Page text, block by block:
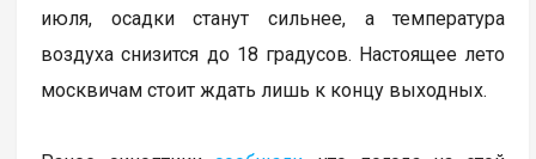
июля, осадки станут сильнее, а температура
воздуха снизится до 18 градусов. Настоящее лето
москвичам стоит ждать лишь к концу выходных.